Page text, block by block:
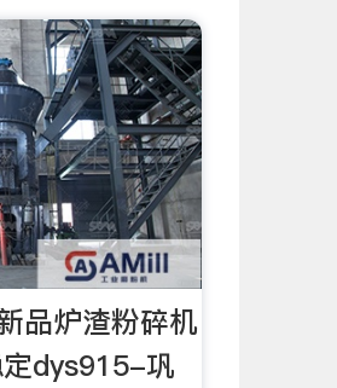
品炉渣粉碎机
dys915-巩